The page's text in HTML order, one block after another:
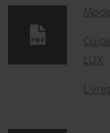
o
u
e
LUX